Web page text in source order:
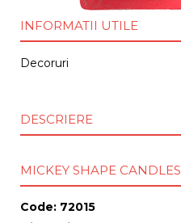
INFORMATII UTILE
Decoruri
DESCRIERE
MICKEY SHAPE CANDLES
Code: 72015